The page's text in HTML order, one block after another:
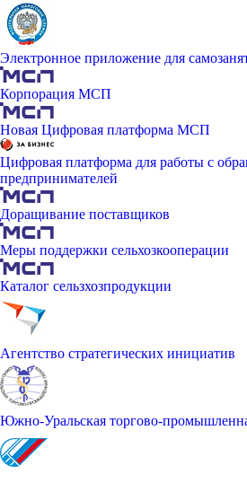
Электронное приложение для
Корпорация МСП
Новая Цифровая платформа МСП
Цифровая платформа для работы с
предпринимателей
Доращивание поставщиков
Меры поддержки сельхозкооперации
Каталог сельзхозпродукции
Агентство стратегических инициатив
Южно-Уральская торгово-